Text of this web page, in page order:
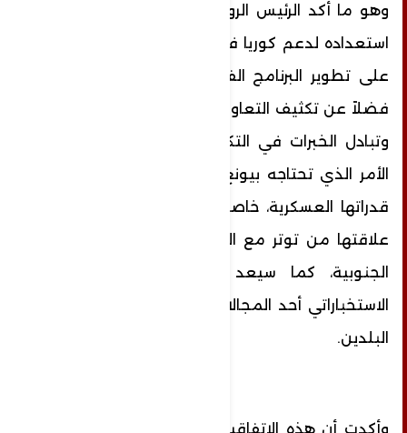
وهو ما أكد الرئيس الروسي أكثر من مرة على
استعداده لدعم كوريا في هذا القطاع، والعمل
على تطوير البرنامج الفضائي لكوريا الشمالية،
فضلاً عن تكثيف التعاون في القطاع العسكري
وتبادل الخبرات في التكنولجيا العسكرية، وهو
الأمر الذي تحتاجه بيونغ يانغ من روسيا لاختبار
قدراتها العسكرية، خاصةً في ضوء ما تشهده
علاقتها من توتر مع الولايات المتحدة وجارتها
الجنوبية، كما سيعد التعاون في المجال
الاستخباراتي أحد المجالات الواعدة للتعاون بين
البلدين.
وأكدت أن هذه الاتفاقية التي تنص على دعم